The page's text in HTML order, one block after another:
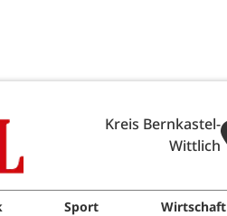
Kreis Bernkastel-
Wittlich
Sport Wirtschaft